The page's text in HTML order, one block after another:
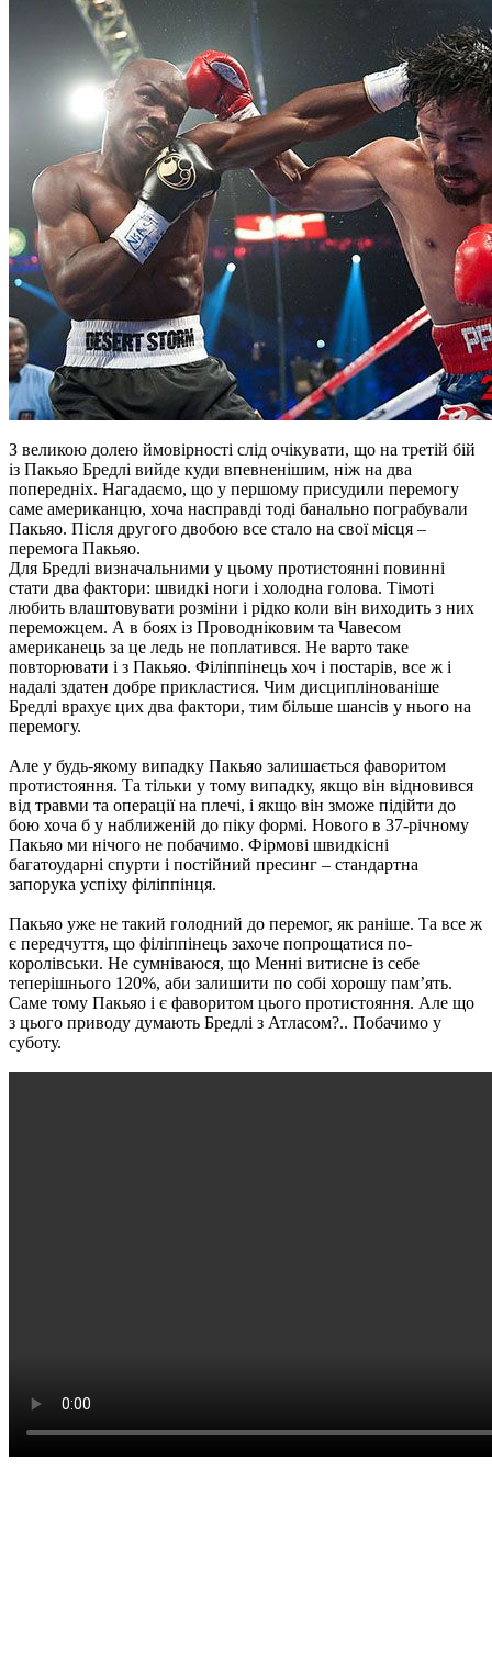
З великою долею ймовірності слід очікувати, що на третій бій
із Пакьяо Бредлі вийде куди впевненішим, ніж на два
попередніх. Нагадаємо, що у першому присудили перемогу
саме американцю, хоча насправді тоді банально пограбували
Пакьяо. Після другого двобою все стало на свої місця –
перемога Пакьяо.
Для Бредлі визначальними у цьому протистоянні повинні
стати два фактори: швидкі ноги і холодна голова. Тімоті
любить влаштовувати розміни і рідко коли він виходить з них
переможцем. А в боях із Проводніковим та Чавесом
американець за це ледь не поплатився. Не варто таке
повторювати і з Пакьяо. Філіппінець хоч і постарів, все ж і
надалі здатен добре прикластися. Чим дисциплінованіше
Бредлі врахує цих два фактори, тим більше шансів у нього на
перемогу.
Але у будь-якому випадку Пакьяо залишається фаворитом
протистояння. Та тільки у тому випадку, якщо він відновився
від травми та операції на плечі, і якщо він зможе підійти до
бою хоча б у наближеній до піку формі. Нового в 37-річному
Пакьяо ми нічого не побачимо. Фірмові швидкісні
багатоударні спурти і постійний пресинг – стандартна
запорука успіху філіппінця.
Пакьяо уже не такий голодний до перемог, як раніше. Та все ж
є передчуття, що філіппінець захоче попрощатися по-
королівськи. Не сумніваюся, що Менні витисне із себе
теперішнього 120%, аби залишити по собі хорошу пам’ять.
Саме тому Пакьяо і є фаворитом цього протистояння. Але що
з цього приводу думають Бредлі з Атласом?.. Побачимо у
суботу.